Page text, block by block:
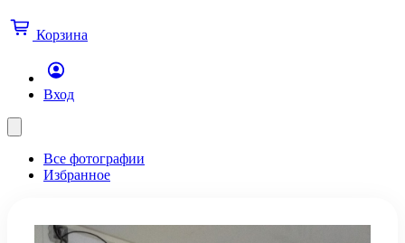
Корзина
Вход
Все фотографии
Избранное